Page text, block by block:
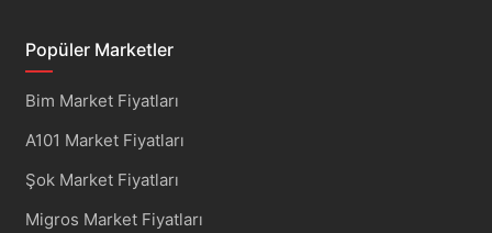
Popüler Marketler
Bim Market Fiyatları
A101 Market Fiyatları
Şok Market Fiyatları
Migros Market Fiyatları